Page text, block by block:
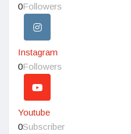
0Followers
Instagram
0Followers
Youtube
0Subscriber